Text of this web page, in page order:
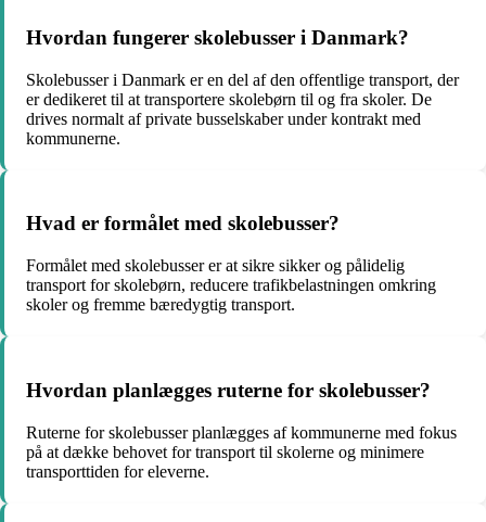
Hvordan fungerer skolebusser i Danmark?
Skolebusser i Danmark er en del af den offentlige transport, der
er dedikeret til at transportere skolebørn til og fra skoler. De
drives normalt af private busselskaber under kontrakt med
kommunerne.
Hvad er formålet med skolebusser?
Formålet med skolebusser er at sikre sikker og pålidelig
transport for skolebørn, reducere trafikbelastningen omkring
skoler og fremme bæredygtig transport.
Hvordan planlægges ruterne for skolebusser?
Ruterne for skolebusser planlægges af kommunerne med fokus
på at dække behovet for transport til skolerne og minimere
transporttiden for eleverne.